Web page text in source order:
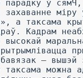
парадку ў
захаванне міру
а таксама
Кадрам
высокай
—
таксама можна